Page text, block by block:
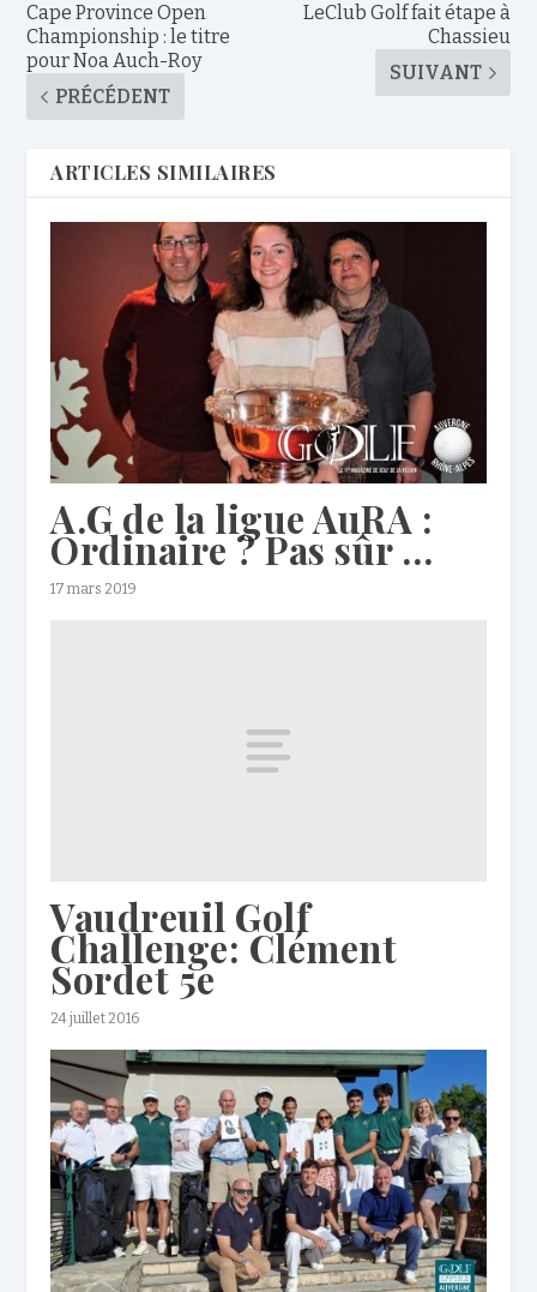
Cape Province Open
Championship : le titre
pour Noa Auch-Roy
PRÉCÉDENT
LeClub Golf fait étape à
Chassieu
SUIVANT
ARTICLES SIMILAIRES
A.G de la ligue AuRA :
Ordinaire ? Pas sûr …
17 mars 2019
Vaudreuil Golf
Challenge: Clément
Sordet 5e
24 juillet 2016